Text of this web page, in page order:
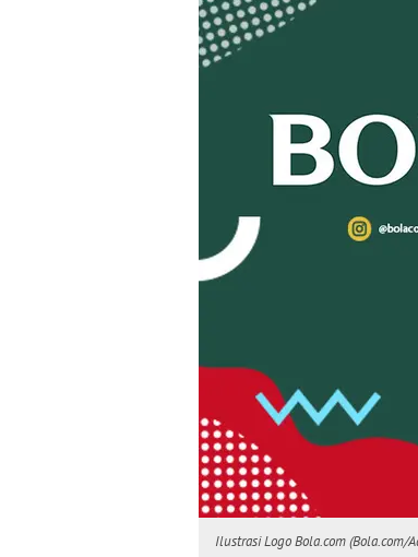
Ilustrasi Logo Bola.com (Bola.com/